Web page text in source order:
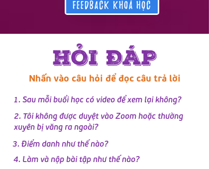
Feedback KHOÁ HỌC
HỎI ĐÁP
Nhấn vào câu hỏi để đọc câu trả lời
1. Sau mỗi buổi học có video để xem lại không?
2. Tôi không được duyệt vào Zoom hoặc thường
xuyên bị văng ra ngoài?
3. Điểm danh như thế nào?
4. Làm và nộp bài tập như thế nào?